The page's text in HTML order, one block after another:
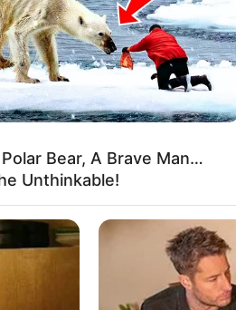
അവതരിപ്പിക്കും.
രൂപരേഖയും
ആയിരുന്ന ബാലസാഹേബ്
ജന്മശതാബ്ദി വാര്‍ഷിക
സംഘടിപ്പിക്കുന്ന
പ്രതിനിധികളുമടക്കം 1500
യുവജനതയെ ദേശീയതയുടെ
അവതരിപ്പിച്ച വാര്‍ഷിക
Bear, A Brave Man…
Unthinkable!